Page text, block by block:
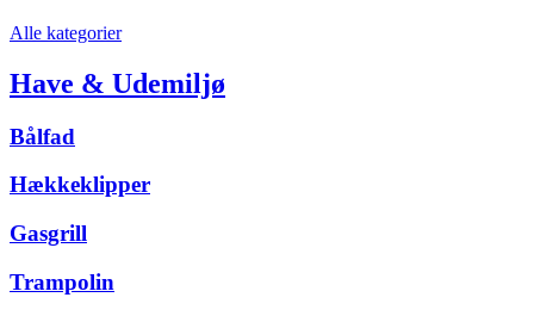
Alle kategorier
Have & Udemiljø
Bålfad
Hækkeklipper
Gasgrill
Trampolin